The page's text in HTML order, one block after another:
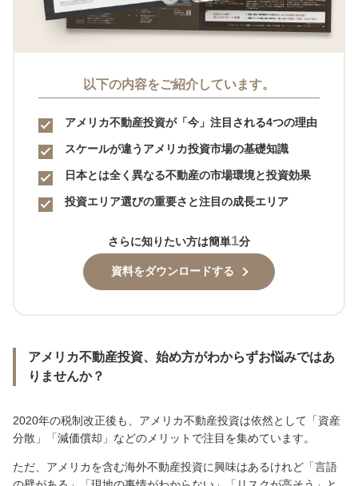
以下の内容をご紹介しています。
アメリカ不動産投資が「今」注目される4つの理由
スケールが違うアメリカ投資市場の基礎知識
日本とは全く異なる不動産の市場環境と投資効果
投資エリア選びの重要さと注目の成長エリア
さらに知りたい方は簡単1分
資料をダウンロードする
アメリカ不動産投資、始め方がわからずお悩みではあ
りませんか？
2020年の税制改正後も、アメリカ不動産投資は依然として「資産
分散」「減価償却」などのメリットで注目を集めています。
ただ、アメリカを含む海外不動産投資に興味はあるけれど「言語